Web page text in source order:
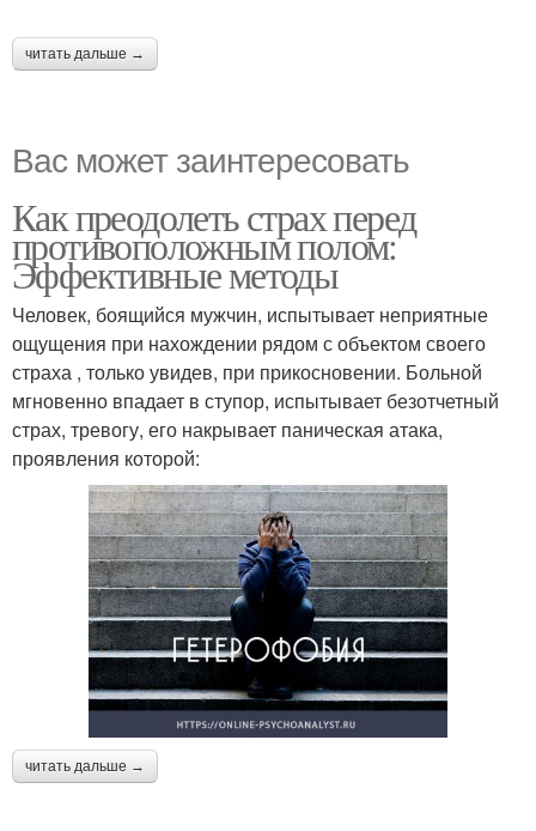
читать дальше →
Вас может заинтересовать
Как преодолеть страх перед
противоположным полом:
Эффективные методы
Человек, боящийся мужчин, испытывает неприятные
ощущения при нахождении рядом с объектом своего
страха , только увидев, при прикосновении. Больной
мгновенно впадает в ступор, испытывает безотчетный
страх, тревогу, его накрывает паническая атака,
проявления которой:
читать дальше →